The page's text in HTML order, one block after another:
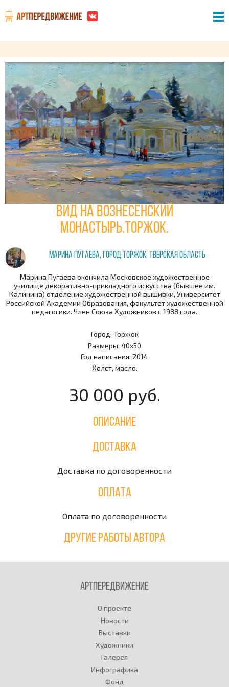
Вид на Вознесенский
монастырь.Торжок.
Марина Пугаева, город Торжок, Тверская область
Марина Пугаева окончила Московское художественное
училище декоративно-прикладного искусства (бывшее им.
Калинина) отделение художественной вышивки, Университет
Российской Академии Образования, факультет художественной
педагогики. Член Союза Художников с 1988 года.
Город: Торжок
Размеры: 40х50
Год написания: 2014
Холст, масло.
30 000 руб.
Описание
Доставка
Доставка по договоренности
Оплата
Оплата по договоренности
Другие работы автора
Артпередвижение
О проекте
Новости
Выставки
Художники
Галерея
Инфографика
Фонд